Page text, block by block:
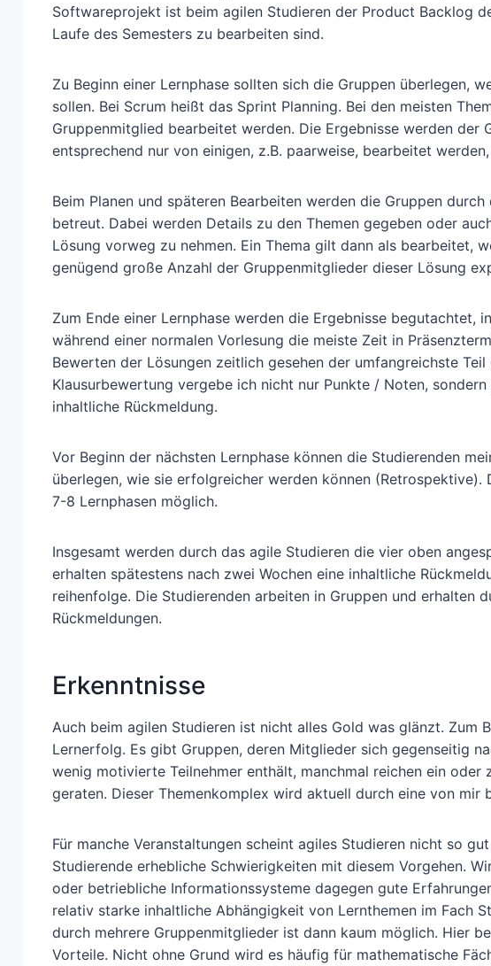
Softwareprojekt ist beim agilen Studieren der Product Backlog
Laufe des Semesters zu bearbeiten sind.
Zu Beginn einer Lernphase sollten sich die Gruppen überlegen,
sollen. Bei Scrum heißt das Sprint Planning. Bei den meisten
Gruppenmitglied bearbeitet werden. Die Ergebnisse werden der
entsprechend nur von einigen, z.B. paarweise, bearbeitet
Beim Planen und späteren Bearbeiten werden die Gruppen
betreut. Dabei werden Details zu den Themen gegeben oder
Lösung vorweg zu nehmen. Ein Thema gilt dann als bearbeitet,
genügend große Anzahl der Gruppenmitglieder dieser Lösung
Zum Ende einer Lernphase werden die Ergebnisse begutachtet,
während einer normalen Vorlesung die meiste Zeit in
Bewerten der Lösungen zeitlich gesehen der umfangreichste
Klausurbewertung vergebe ich nicht nur Punkte / Noten,
inhaltliche Rückmeldung.
Vor Beginn der nächsten Lernphase können die Studierenden
überlegen, wie sie erfolgreicher werden können
7-8 Lernphasen möglich.
Insgesamt werden durch das agile Studieren die vier oben
erhalten spätestens nach zwei Wochen eine inhaltliche
reihenfolge. Die Studierenden arbeiten in Gruppen und erhalten
Rückmeldungen.
Erkenntnisse
Auch beim agilen Studieren ist nicht alles Gold was glänzt. Zum
Lernerfolg. Es gibt Gruppen, deren Mitglieder sich gegenseitig
wenig motivierte Teilnehmer enthält, manchmal reichen ein oder
geraten. Dieser Themenkomplex wird aktuell durch eine von mir
Für manche Veranstaltungen scheint agiles Studieren nicht so
Studierende erhebliche Schwierigkeiten mit diesem Vorgehen.
oder betriebliche Informationssysteme dagegen gute
relativ starke inhaltliche Abhängigkeit von Lernthemen im Fach
durch mehrere Gruppenmitglieder ist dann kaum möglich. Hier
Vorteile. Nicht ohne Grund wird es häufig für mathematische